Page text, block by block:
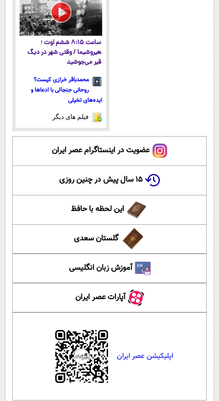
ساعت ۸:۱۵ ششم اوت ؛
هیروشیما / وقتی شهر در دیگ
قیر می‌جوشید
محمدباقر خرازی کیست؟
روحانی جنجالی با ادعاها و
ایده‌های تخیلی
فیلم های دیگر
عضویت در اینستاگرام عصر ایران
۱۵ سال پیش در چنین روزی
این لحظه با حافظ
گلستان سعدی
آموزش زبان انگلیسی
آپارات عصر ایران
اپلیکیشن عصر ایران